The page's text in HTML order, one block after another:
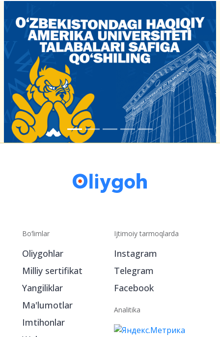
Bo‘limlar
Oliygohlar
Milliy sertifikat
Yangiliklar
Ma'lumotlar
Imtihonlar
Ijtimoiy tarmoqlarda
Instagram
Telegram
Facebook
Analitika